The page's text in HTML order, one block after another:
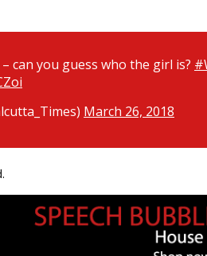
can you guess who the girl is?
March 26, 2018